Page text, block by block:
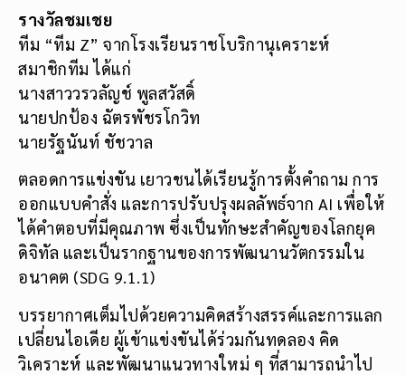
รางวัลชมเชย
ทีม “ทีม Z” จากโรงเรียนราชโบริกานุเคราะห์
สมาชิกทีม ได้แก่
นางสาววรวลัญช์ พูลสวัสดิ์
นายปกป้อง ฉัตรพัชรโกวิท
นายรัฐนันท์ ชัชวาล
ตลอดการแข่งขัน เยาวชนได้เรียนรู้การตั้งคำถาม การ
ออกแบบคำสั่ง และการปรับปรุงผลลัพธ์จาก AI เพื่อให้
ได้คำตอบที่มีคุณภาพ ซึ่งเป็นทักษะสำคัญของโลกยุค
ดิจิทัล และเป็นรากฐานของการพัฒนานวัตกรรมใน
อนาคต (SDG 9.1.1)
บรรยากาศเต็มไปด้วยความคิดสร้างสรรค์และการแลก
เปลี่ยนไอเดีย ผู้เข้าแข่งขันได้ร่วมกันทดลอง คิด
วิเคราะห์ และพัฒนาแนวทางใหม่ ๆ ที่สามารถนำไป